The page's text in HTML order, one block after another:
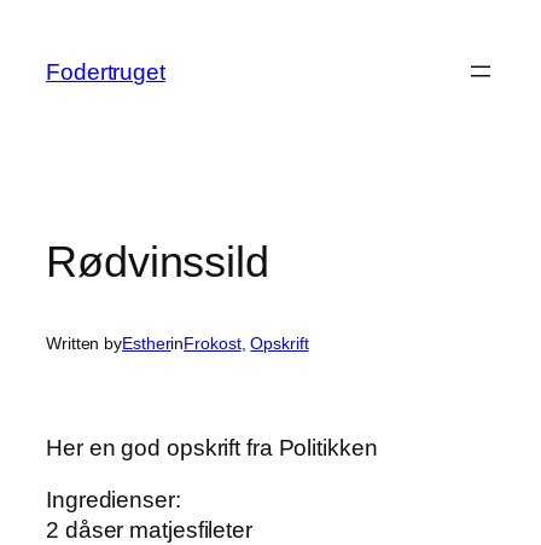
indhold
Fodertruget
Rødvinssild
Written byEstherinFrokost, Opskrift
Her en god opskrift fra Politikken
Ingredienser:
2 dåser matjesfileter